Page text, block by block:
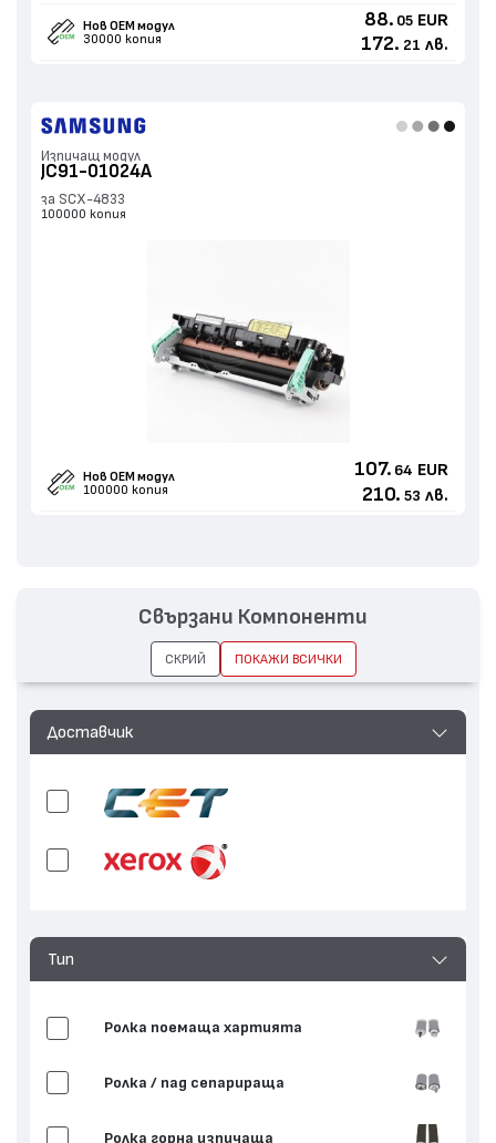
Нов ОЕМ модул
30000 копия
88. 05 EUR
172. 21 лв.
Изпичащ модул
JC91-01024A
за SCX-4833
100000 копия
Нов ОЕМ модул
100000 копия
107. 64 EUR
210. 53 лв.
Доставчик
Тип
Ролка поемаща хартията
Ролка / пад сепарираща
Ролка горна изпичаща
Свързани Компоненти
СКРИЙ ПОКАЖИ ВСИЧКИ